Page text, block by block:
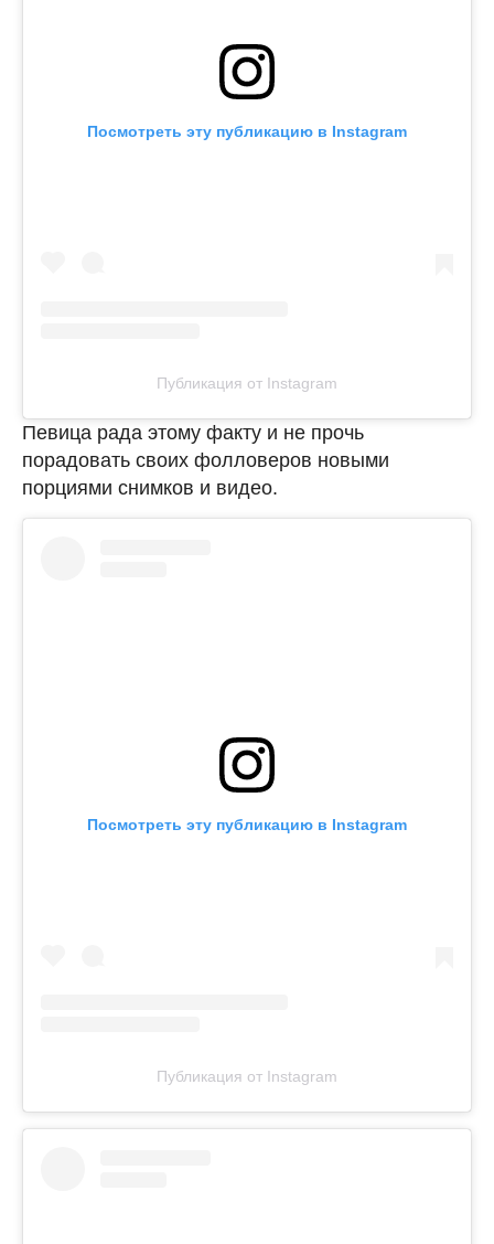
Посмотреть эту публикацию в Instagram
Публикация от Instagram
Певица рада этому факту и не прочь
порадовать своих фолловеров новыми
порциями снимков и видео.
Посмотреть эту публикацию в Instagram
Публикация от Instagram